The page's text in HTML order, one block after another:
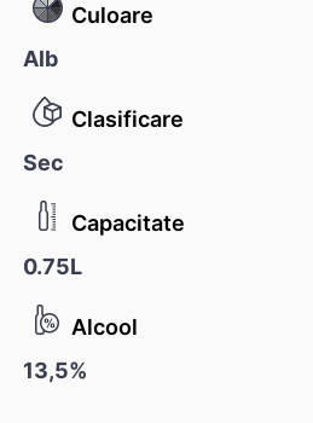
Culoare
Alb
Clasificare
Sec
Capacitate
0.75L
Alcool
13,5%